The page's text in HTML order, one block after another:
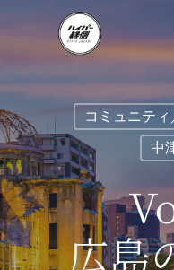
コミュニテ
中
広島